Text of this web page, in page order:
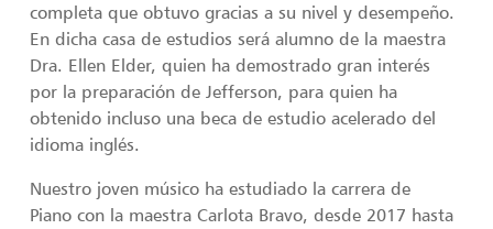
completa que obtuvo gracias a su nivel y desempeño.
En dicha casa de estudios será alumno de la maestra
Dra. Ellen Elder, quien ha demostrado gran interés
por la preparación de Jefferson, para quien ha
obtenido incluso una beca de estudio acelerado del
idioma inglés.
Nuestro joven músico ha estudiado la carrera de
Piano con la maestra Carlota Bravo, desde 2017 hasta